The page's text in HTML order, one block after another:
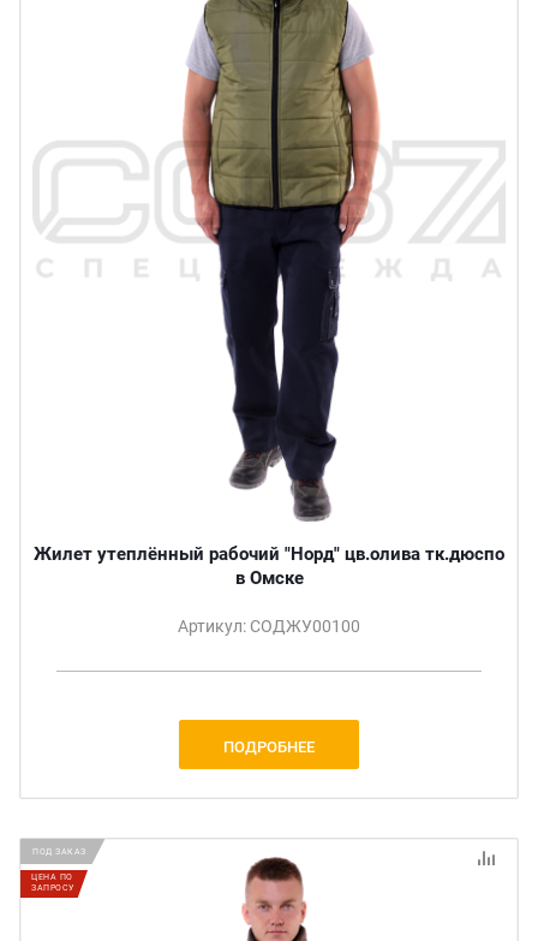
Жилет утеплённый рабочий "Норд" цв.олива тк.дюспо
в Омске
Артикул: СОДЖУ00100
ПОДРОБНЕЕ
ПОД ЗАКАЗ
ЦЕНА ПО
ЗАПРОСУ